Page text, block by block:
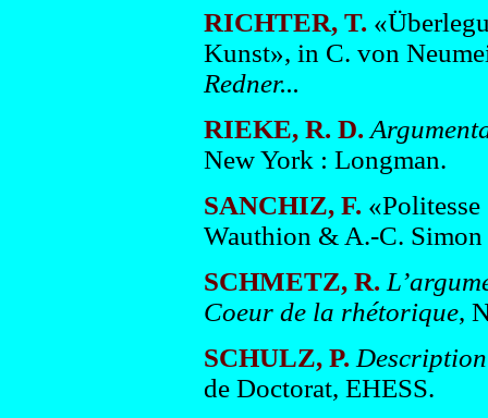
RICHTER, T.
Kunst», in C. von
Redner...
RIEKE, R. D.
New York : Longman.
SANCHIZ, F.
Wauthion & A.-C. Simon
SCHMETZ, R.
Coeur de la rhétorique,
SCHULZ, P.
de Doctorat, EHESS.